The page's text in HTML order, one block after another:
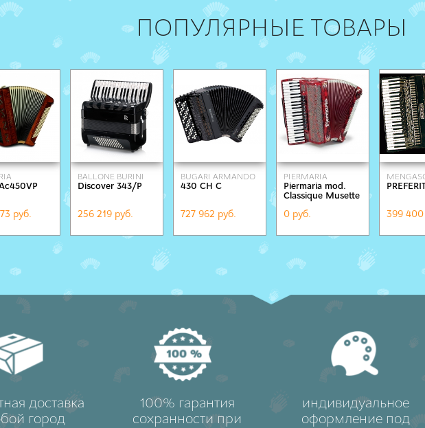
ПОПУЛЯРНЫЕ ТОВАРЫ
руб.
BALLONE BURINI
Discover 343/Р
256 219 руб.
BUGARI ARMANDO
430 CH C
727 962 руб.
PIERMARIA
Piermaria mod.
Classique Musette
0 руб. 399 400
доставка
город
100% гарантия
сохранности при
индивидуальное
оформление под